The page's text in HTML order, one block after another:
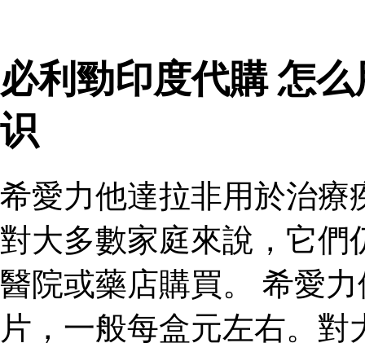
必利勁印度代購 怎
识
希愛力他達拉非用於治療
對大多數家庭來說，它們
醫院或藥店購買。 希愛
片，一般每盒元左右。